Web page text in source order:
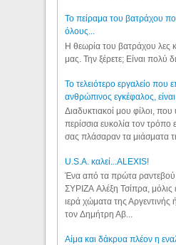
Το πείραμα του βατράχου
όλους...
Η θεωρία του βατράχου λες
μας. Την ξέρετε; Είναι πολύ
Το τελειότερο εργαλείο που
ανθρώπινος εγκέφαλος,
Διαδυκτιακοί μου φίλοι, που
περίσσια ευκολία τον τρόπο
σας πλάσαραν τα μιάσματα
U.S.A. καλεί...ALEXIS!
Ένα από τα πρώτα
ΣΥΡΙΖΑ Αλέξη Τσίπρα,
ιερά χώματα της Αργεντινής
τον Δημήτρη Αβ...
Αίμα και δάκρυα πλέον η